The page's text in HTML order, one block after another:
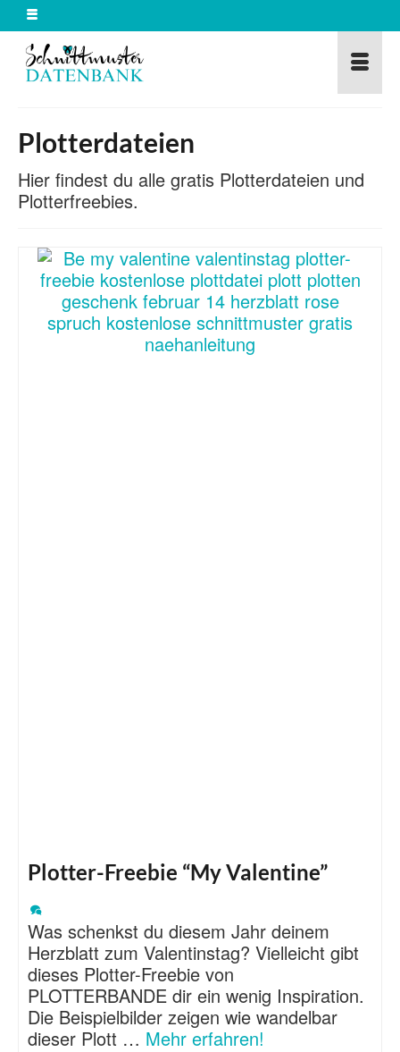
Plotterdateien
Hier findest du alle gratis Plotterdateien und
Plotterfreebies.
Plotter-Freebie “My Valentine”
Was schenkst du diesem Jahr deinem
Herzblatt zum Valentinstag? Vielleicht gibt
dieses Plotter-Freebie von
PLOTTERBANDE dir ein wenig Inspiration.
Die Beispielbilder zeigen wie wandelbar
dieser Plott … Mehr erfahren!